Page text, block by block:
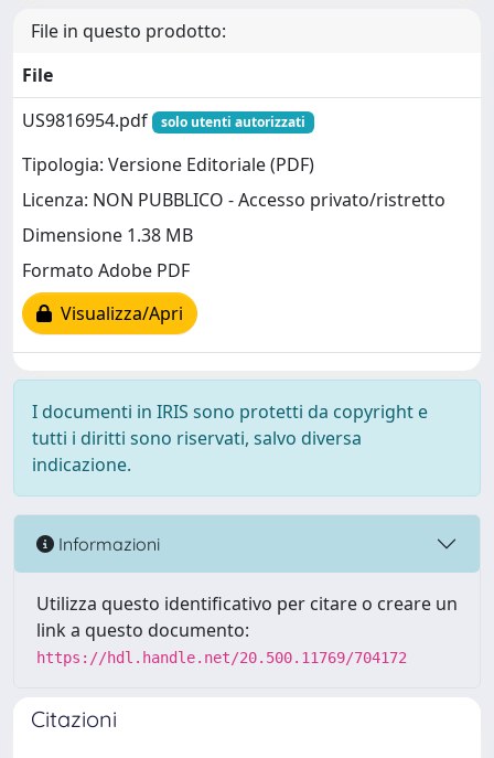
File in questo prodotto:
File
US9816954.pdf
solo utenti autorizzati
Tipologia: Versione Editoriale (PDF)
Licenza: NON PUBBLICO - Accesso privato/ristretto
Dimensione 1.38 MB
Formato Adobe PDF
Visualizza/Apri
I documenti in IRIS sono protetti da copyright e
tutti i diritti sono riservati, salvo diversa
indicazione.
Informazioni
Utilizza questo identificativo per citare o creare un
link a questo documento:
https://hdl.handle.net/20.500.11769/704172
Citazioni